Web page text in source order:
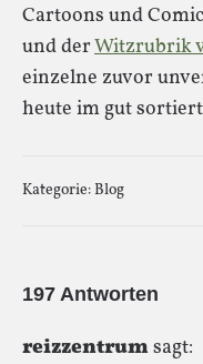
Cartoons und
und derWitzrubrik
einzelne zuvor
heute im gut
Kategorie:Blog
197 Antworten
reizzentrumsagt: